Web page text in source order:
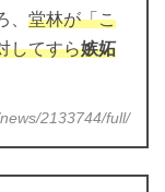
堂林が「こ
してすら嫉妬
2133744/full/